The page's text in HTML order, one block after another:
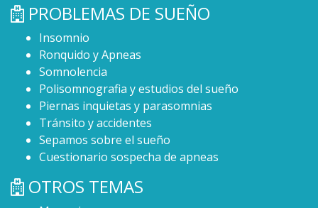
PROBLEMAS DE SUEÑO
Insomnio
Ronquido y Apneas
Somnolencia
Polisomnografia y estudios del sueño
Piernas inquietas y parasomnias
Tránsito y accidentes
Sepamos sobre el sueño
Cuestionario sospecha de apneas
OTROS TEMAS